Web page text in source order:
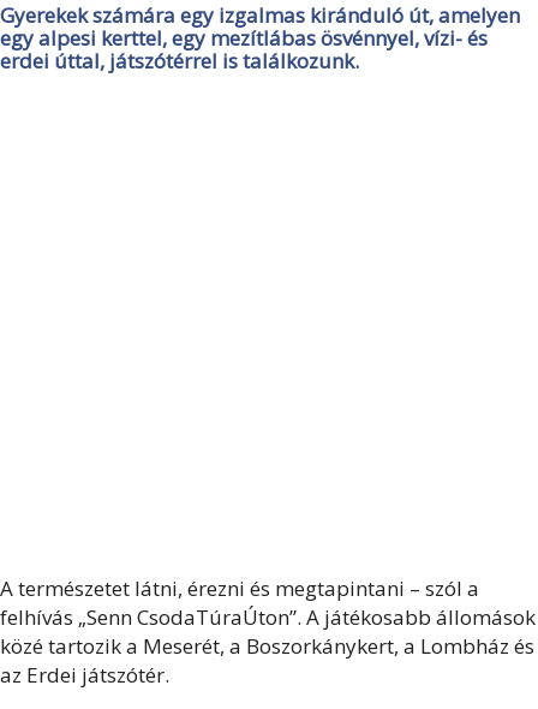
Gyerekek számára egy izgalmas kiránduló út, amelyen
egy alpesi kerttel, egy mezítlábas ösvénnyel, vízi- és
erdei úttal, játszótérrel is találkozunk.
A természetet látni, érezni és megtapintani – szól a
felhívás „Senn CsodaTúraÚton”. A játékosabb állomások
közé tartozik a Meserét, a Boszorkánykert, a Lombház és
az Erdei játszótér.